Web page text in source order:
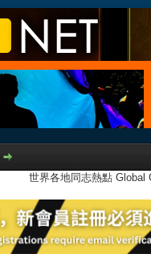
世界各地同志熱點